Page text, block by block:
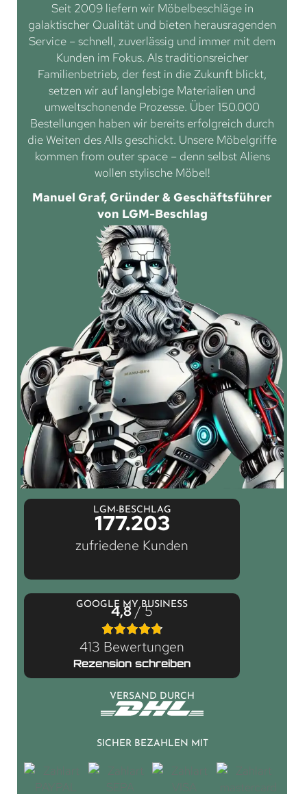
Seit 2009 liefern wir Möbelbeschläge in
galaktischer Qualität und bieten herausragenden
Service – schnell, zuverlässig und immer mit dem
Kunden im Fokus. Als traditionsreicher
Familienbetrieb, der fest in die Zukunft blickt,
setzen wir auf langlebige Materialien und
umweltschonende Prozesse. Über 150.000
Bestellungen haben wir bereits erfolgreich durch
die Weiten des Alls geschickt. Unsere Möbelgriffe
kommen from outer space – denn selbst Aliens
wollen stylische Möbel!
Manuel Graf, Gründer & Geschäftsführer
von LGM-Beschlag
LGM-BESCHLAG
177.203
zufriedene Kunden
GOOGLE MY BUSINESS
4,8/ 5
413 Bewertungen
Rezension schreiben
VERSAND DURCH
SICHER BEZAHLEN MIT